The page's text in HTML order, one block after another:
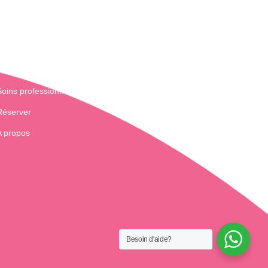
professionnels
propos
Besoin d'aide?